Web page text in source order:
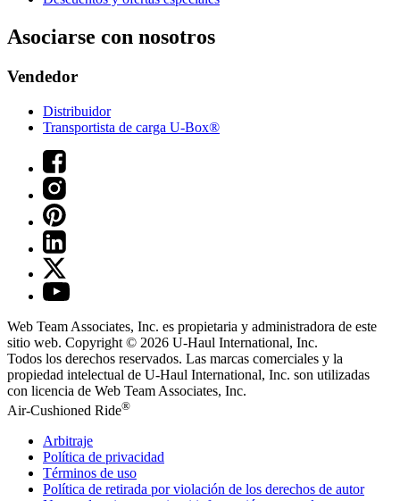
Asociarse con nosotros
Vendedor
Distribuidor
Transportista de carga U-Box®
Web Team Associates, Inc. es propietaria y administradora de este
sitio web. Copyright © 2026 U-Haul International, Inc.
Todos los derechos reservados. Las marcas comerciales y la
propiedad intelectual de U-Haul International, Inc. son utilizadas
con licencia de Web Team Associates, Inc.
Air-Cushioned Ride®
Arbitraje
Política de privacidad
Términos de uso
Política de retirada por violación de los derechos de autor